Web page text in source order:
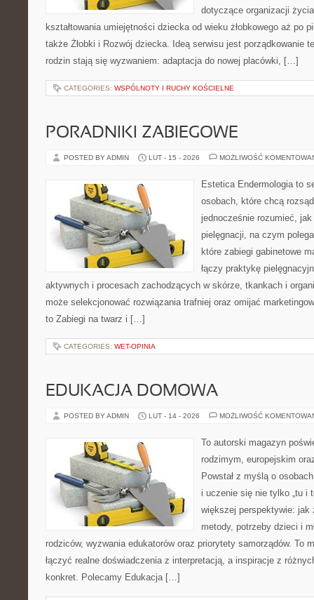
dotyczące organizacji
kształtowania umiejętności dziecka od wieku żłobkowego aż po
także Żłobki i Rozwój dziecka. Ideą serwisu jest porządkowanie
rodzin stają się wyzwaniem: adaptacja do nowej placówki, […]
CATEGORIES: WSPÓLNOTY I RUCHY KOŚCIELNE
PORADNIKI ZABIEGOWE
POSTED BY ADMIN LUT - 15 - 2026 MOŻLIWOŚĆ
Estetica Endermologia to
osobach, które chcą
jednocześnie rozumieć, jak
pielęgnacji, na czym
które zabiegi gabinetowe
łączy praktykę
aktywnych i procesach zachodzących w skórze, tkankach i
może selekcjonować rozwiązania trafniej oraz omijać
to Zabiegi na twarz i […]
CATEGORIES: WET-OPINIA
EDUKACJA DOMOWA
POSTED BY ADMIN LUT - 14 - 2026 MOŻLIWOŚĆ
To autorski magazyn
rodzimym, europejskim
Powstał z myślą o
i uczenie się nie tylko „tu i
większej perspektywie: jak
metody, potrzeby dzieci i
rodziców, wyzwania edukatorów oraz priorytety samorządów. To
łączyć realne doświadczenia z interpretacją, a inspiracje z
konkret. Polecamy Edukacja […]